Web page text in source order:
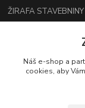
ŽIRAFA
+420 312 685
kladno@zirafa-
Náš e-shop a
cookies, aby